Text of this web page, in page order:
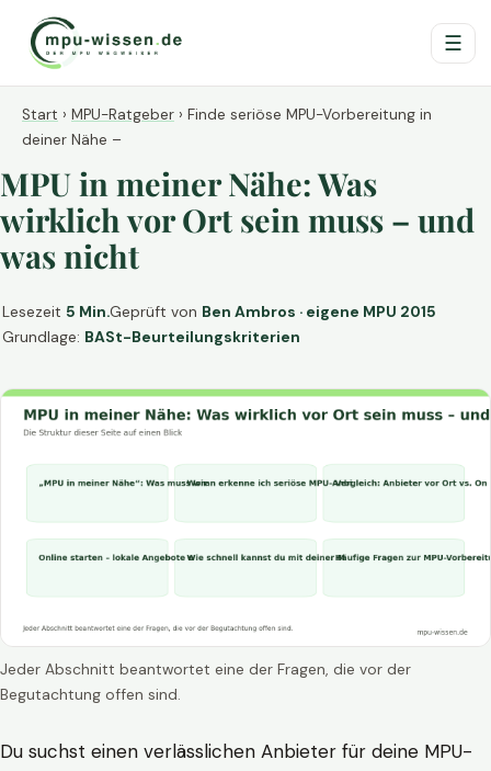
☰
Start › MPU-Ratgeber › Finde seriöse MPU-Vorbereitung in
deiner Nähe –
MPU in meiner Nähe: Was
wirklich vor Ort sein muss – und
was nicht
Lesezeit 5 Min.Geprüft von Ben Ambros · eigene MPU 2015
Grundlage: BASt-Beurteilungskriterien
Jeder Abschnitt beantwortet eine der Fragen, die vor der
Begutachtung offen sind.
Du suchst einen verlässlichen Anbieter für deine MPU-